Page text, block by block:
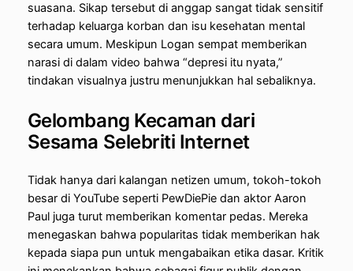
suasana. Sikap tersebut di anggap sangat tidak sensitif
terhadap keluarga korban dan isu kesehatan mental
secara umum. Meskipun Logan sempat memberikan
narasi di dalam video bahwa “depresi itu nyata,”
tindakan visualnya justru menunjukkan hal sebaliknya.
Gelombang Kecaman dari
Sesama Selebriti Internet
Tidak hanya dari kalangan netizen umum, tokoh-tokoh
besar di YouTube seperti PewDiePie dan aktor Aaron
Paul juga turut memberikan komentar pedas. Mereka
menegaskan bahwa popularitas tidak memberikan hak
kepada siapa pun untuk mengabaikan etika dasar. Kritik